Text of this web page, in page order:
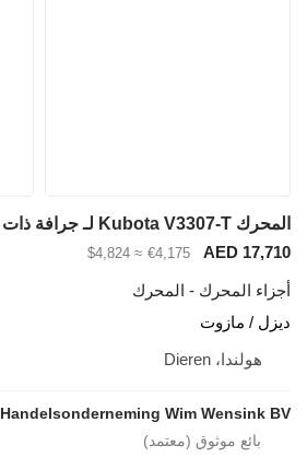
المحرك Kubota V3307-T لـ جرافة ذات عجلات
AED 17,710
€4,175
≈ $4,824
أجزاء المحرك - المحرك
ديزل / مازوت
هولندا، Dieren
Handelsonderneming Wim Wensink BV